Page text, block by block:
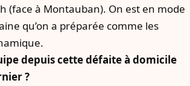
(face à Montauban). On est en mode
qu’on a préparée comme les
depuis cette défaite à domicile
?